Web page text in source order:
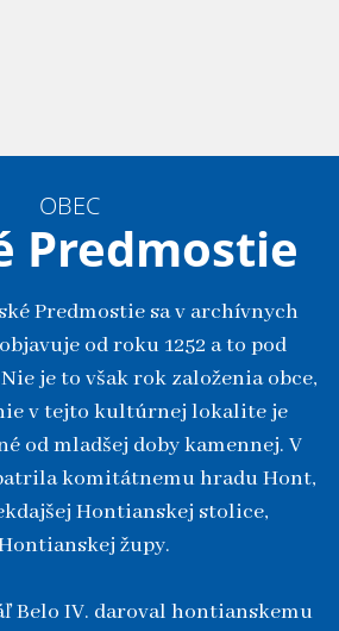
OBEC
Predmostie
Predmostie sa v archívnych
od roku 1252 a to pod
je to však rok založenia obce,
v tejto kultúrnej lokalite je
od mladšej doby kamennej. V
komitátnemu hradu Hont,
Hontianskej stolice,
župy.
Belo IV. daroval hontianskemu